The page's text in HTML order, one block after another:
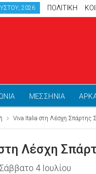
2026 ΠΟΛΙΤΙΚΗ
ΜΕΣΣΗΝΙΑ
Viva Italia στη Λέσχη Σπάρτης
Λέσχη
4 Ιουλίου